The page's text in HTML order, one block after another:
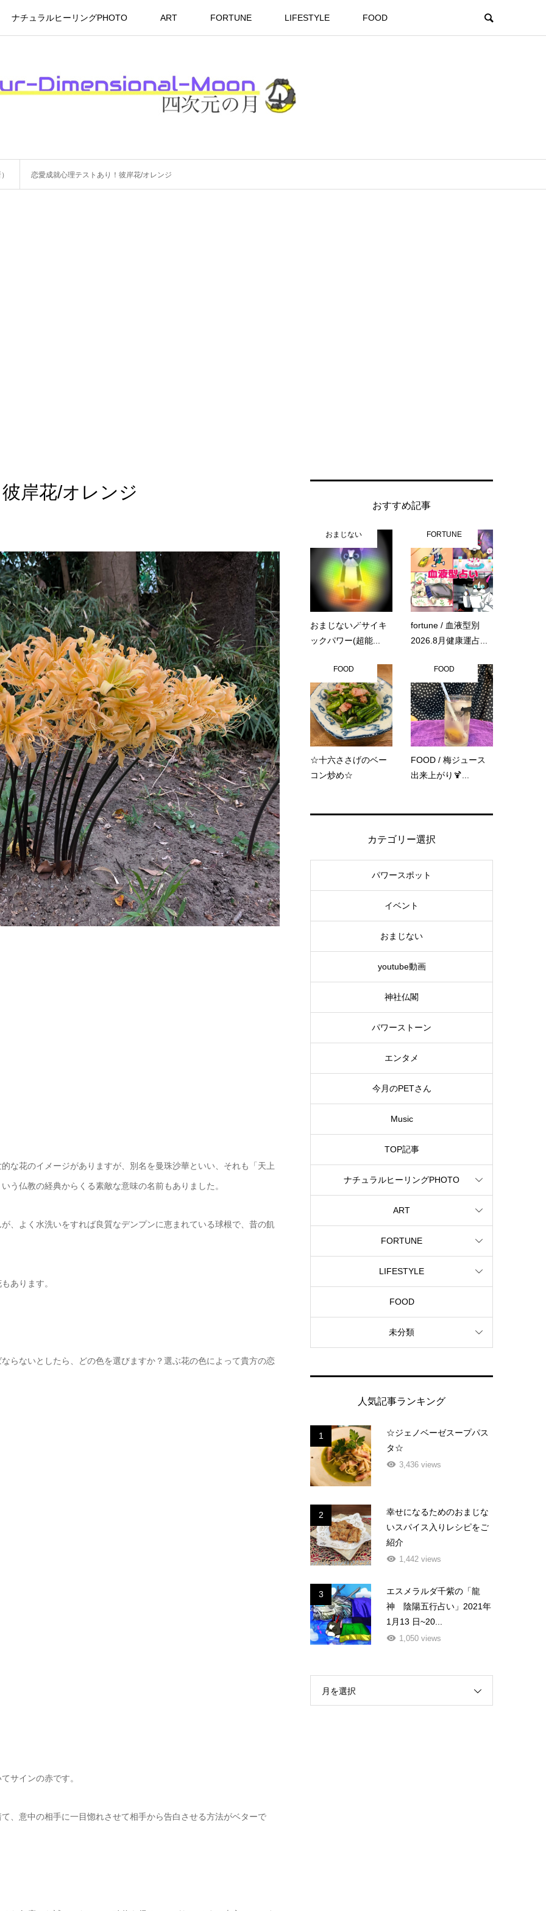
ナチュラルヒーリングPHOTO ART FORTUNE LIFESTYLE FOOD
恋愛成就心理テストあり！彼岸花/オレンジ
岸花/オレンジ
な花のイメージがありますが、別名を曼珠沙華といい、それも「天上
う仏教の経典からくる素敵な意味の名前もありました。
、よく水洗いをすれば良質なデンプンに恵まれている球根で、昔の飢
あります。
らないとしたら、どの色を選びますか？選ぶ花の色によって貴方の恋
サインの赤です。
、意中の相手に一目惚れさせて相手から告白させる方法がベターで
おすすめ記事
おまじない
おまじない🪄サイキ
ックパワー(超能...
FORTUNE
fortune / 血液型別
2026.8月健康運占...
FOOD
☆十六ささげのベー
コン炒め☆
FOOD
FOOD / 梅ジュース
出来上がり🍹...
カテゴリー選択
パワースポット
イベント
おまじない
youtube動画
神社仏閣
パワーストーン
エンタメ
今月のPETさん
Music
TOP記事
ナチュラルヒーリングPHOTO
ART
FORTUNE
LIFESTYLE
FOOD
未分類
人気記事ランキング
1
☆ジェノベーゼスープパス
タ☆
3,436 views
2
幸せになるためのおまじな
いスパイス入りレシピをご
紹介
1,442 views
3
エスメラルダ千紫の「龍
神 陰陽五行占い」2021年
1月13 日~20...
1,050 views
月を選択